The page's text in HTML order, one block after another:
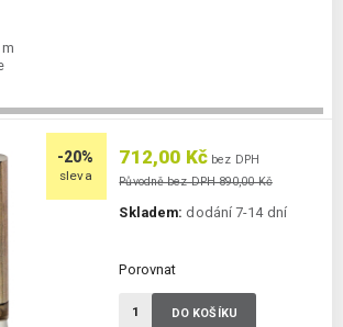
-20%
sleva
712,00 Kč bez DPH
Původně bez DPH 890,00 Kč
Skladem: dodání 7-14 dní
Porovnat
DO KOŠÍKU